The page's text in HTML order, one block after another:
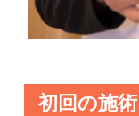
初回の施術